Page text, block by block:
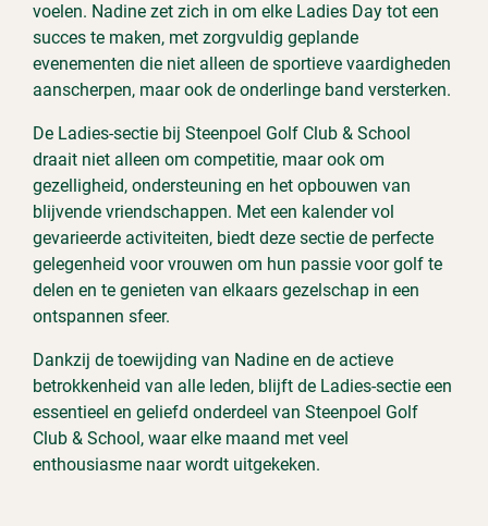
voelen. Nadine zet zich in om elke Ladies Day tot een
succes te maken, met zorgvuldig geplande
evenementen die niet alleen de sportieve vaardigheden
aanscherpen, maar ook de onderlinge band versterken.
De Ladies-sectie bij Steenpoel Golf Club & School
draait niet alleen om competitie, maar ook om
gezelligheid, ondersteuning en het opbouwen van
blijvende vriendschappen. Met een kalender vol
gevarieerde activiteiten, biedt deze sectie de perfecte
gelegenheid voor vrouwen om hun passie voor golf te
delen en te genieten van elkaars gezelschap in een
ontspannen sfeer.
Dankzij de toewijding van Nadine en de actieve
betrokkenheid van alle leden, blijft de Ladies-sectie een
essentieel en geliefd onderdeel van Steenpoel Golf
Club & School, waar elke maand met veel
enthousiasme naar wordt uitgekeken.